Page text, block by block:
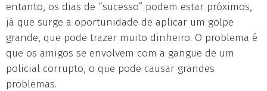
entanto, os dias de “sucesso” podem estar próximos,
já que surge a oportunidade de aplicar um golpe
grande, que pode trazer muito dinheiro. O problema é
que os amigos se envolvem com a gangue de um
policial corrupto, o que pode causar grandes
problemas.